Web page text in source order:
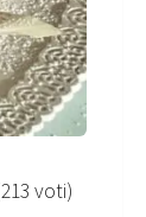
voti)